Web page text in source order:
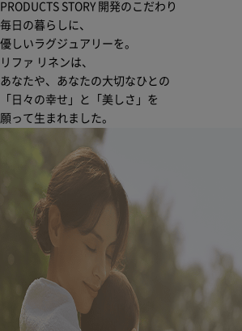
PRODUCTS STORY 開発のこだわり
毎日の暮らしに、
優しいラグジュアリーを。
リファ リネンは、
あなたや、あなたの大切なひとの
「日々の幸せ」と「美しさ」を
願って生まれました。